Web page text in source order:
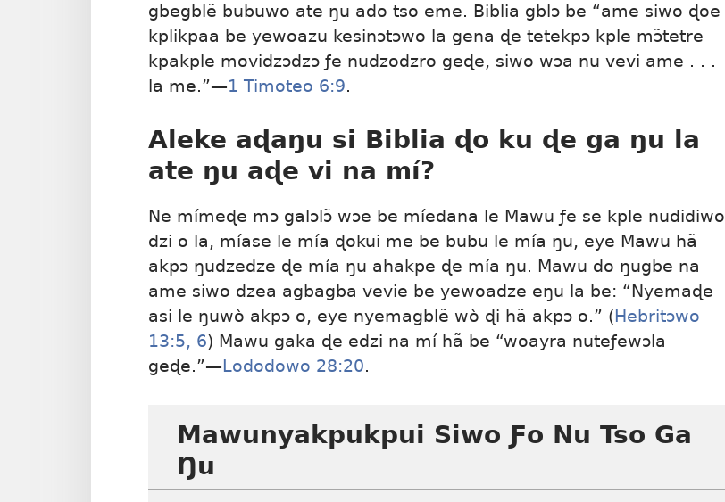
gbegblẽ bubuwo ate ŋu ado tso eme. Biblia gblɔ be “ame siwo ɖoe
kplikpaa be yewoazu kesinɔtɔwo la gena ɖe tetekpɔ kple mɔ̃tetre
kpakple movidzɔdzɔ ƒe nudzodzro geɖe, siwo wɔa nu vevi ame . . .
la me.”—1 Timoteo 6:9.
Aleke aɖaŋu si Biblia ɖo ku ɖe ga ŋu la
ate ŋu aɖe vi na mí?
Ne mímeɖe mɔ galɔlɔ̃ wɔe be míedana le Mawu ƒe se kple nudidiwo
dzi o la, míase le mía ɖokui me be bubu le mía ŋu, eye Mawu hã
akpɔ ŋudzedze ɖe mía ŋu ahakpe ɖe mía ŋu. Mawu do ŋugbe na
ame siwo dzea agbagba vevie be yewoadze eŋu la be: “Nyemaɖe
asi le ŋuwò akpɔ o, eye nyemagblẽ wò ɖi hã akpɔ o.” (Hebritɔwo
13:5, 6) Mawu gaka ɖe edzi na mí hã be “woayra nuteƒewɔla
geɖe.”—Lododowo 28:20.
Mawunyakpukpui Siwo Ƒo Nu Tso Ga
Ŋu